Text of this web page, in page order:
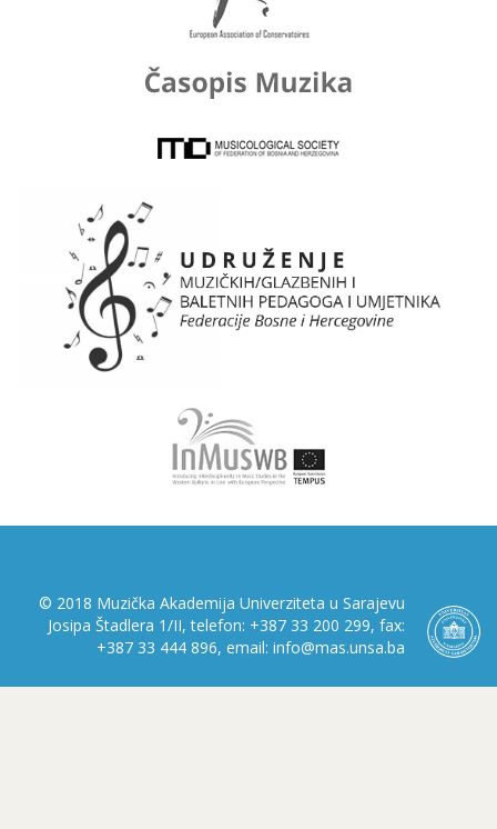
© 2018 Muzička Akademija Univerziteta u Sarajevu
Josipa Štadlera 1/II, telefon: +387 33 200 299, fax:
+387 33 444 896, email: info@mas.unsa.ba